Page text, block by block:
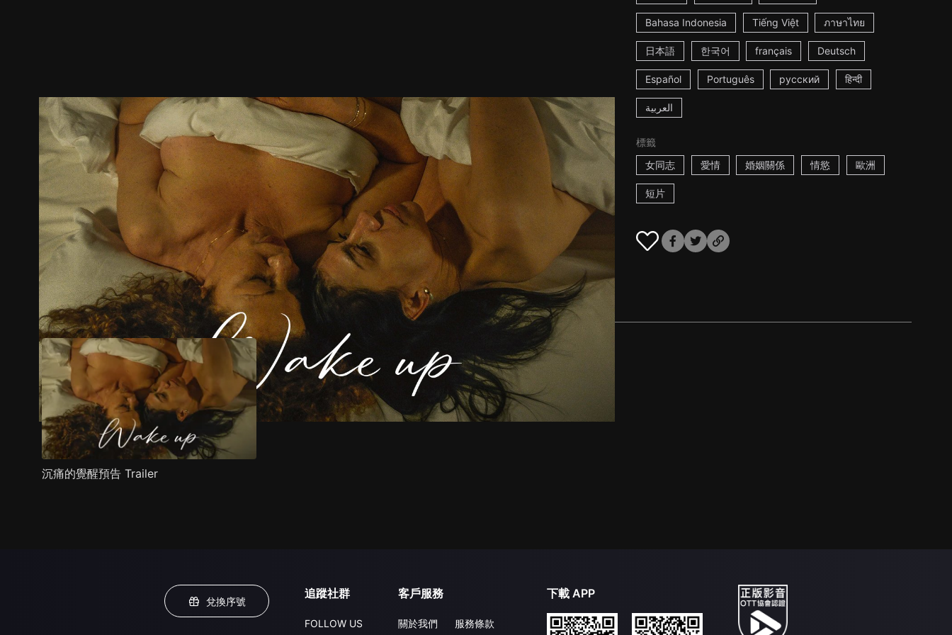
Bahasa Indonesia Tiếng Việt ภาษาไทย
日本語 한국어 français Deutsch
Español Português русский हिन्दी
العربية
標籤
女同志
愛情 婚姻關係 情慾 歐洲
短片
預告 劇照 推薦影片 劇情介紹
沉痛的覺醒預告 Trailer
兌換序號
追蹤社群
FOLLOW US
客戶服務
關於我們 服務條款
下載 APP